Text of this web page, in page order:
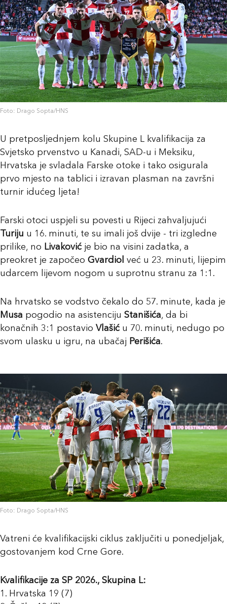
Foto: Drago Sopta/HNS
U pretposljednjem kolu Skupine L kvalifikacija za
Svjetsko prvenstvo u Kanadi, SAD-u i Meksiku,
Hrvatska je svladala Farske otoke i tako osigurala
prvo mjesto na tablici i izravan plasman na završni
turnir idućeg ljeta!
Farski otoci uspjeli su povesti u Rijeci zahvaljujući
Turiju u 16. minuti, te su imali još dvije - tri izgledne
prilike, no Livakovićje bio na visini zadatka, a
preokret je započeo Gvardiol već u 23. minuti, lijepim
udarcem lijevom nogom u suprotnu stranu za 1:1.
Na hrvatsko se vodstvo čekalo do 57. minute, kada je
Musa pogodio na asistenciju Stanišića, da bi
konačnih 3:1 postavio Vlašiću 70. minuti, nedugo po
svom ulasku u igru, na ubačaj Perišića.
Foto: Drago Sopta/HNS
Vatreni će kvalifikacijski ciklus zaključiti u ponedjeljak,
gostovanjem kod Crne Gore.
Kvalifikacije za SP 2026., Skupina L:
1. Hrvatska 19 (7)